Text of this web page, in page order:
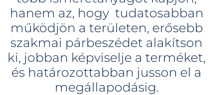
hanem az, hogy tudatosabban
működjön a területen, erősebb
szakmai párbeszédet alakítson
ki, jobban képviselje a terméket,
és határozottabban jusson el a
megállapodásig.